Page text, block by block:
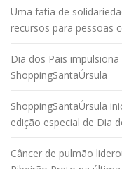
Uma fatia de
recursos para pessoas
Dia dos Pais
ShoppingSantaÚrsula
ShoppingSantaÚrsula
edição especial de Dia
Câncer de pulmão